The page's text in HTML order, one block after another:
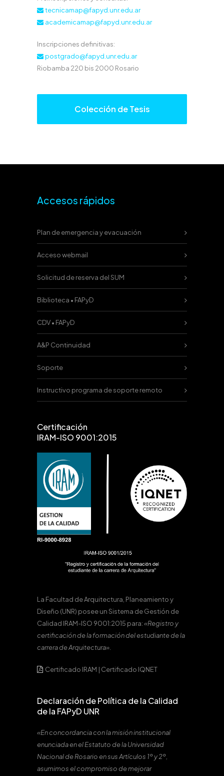
tecnicamap@fapyd.unr.edu.ar
academicamap@fapyd.unr.edu.ar
Inscripciones definitivas:
postgrado@fapyd.unr.edu.ar
Riobamba 220 bis 2000 Rosario
Colección de Tesis
Accesos rápidos
Plan de emergencia y evacuación
Acceso webmail
Solicitud de reserva del SUM
Biblioteca • FAPyD
CDV • FAPyD
A&P Continuidad
Soporte
Instructivo programa de soporte remoto
Certificación
IRAM-ISO 9001:2015
La Facultad de Arquitectura, Planeamiento y
Diseño (UNR) posee un Sistema de Gestión de
Calidad IRAM-ISO 9001:2015 para:«Registro y
certificación de la formación del estudiante de la
carrera de Arquitectura».
Certificado IRAM | Certificado IQNET
Declaración de Política de la Calidad
de la FAPyD UNR
«En concordancia con la misión institucional
enunciada en el Estatuto de la Universidad
Nacional de Rosario en sus Artículos 1º y 2º,
asumimos el compromiso de mejorar